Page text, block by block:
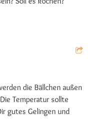
die Bällchen außen
Temperatur sollte
gutes Gelingen und